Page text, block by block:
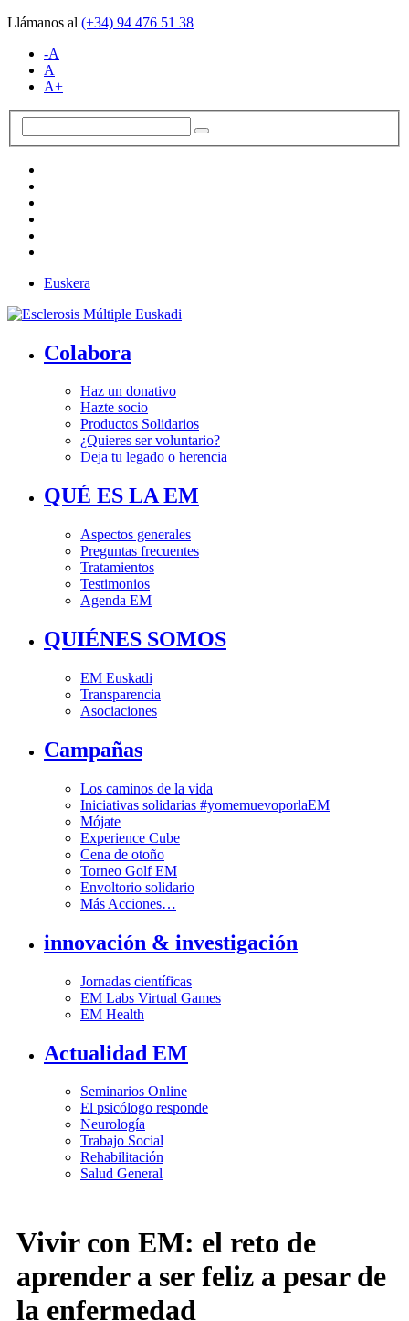
Llámanos al (+34) 94 476 51 38
-A
A
A+
Euskera
Colabora
Haz un donativo
Hazte socio
Productos Solidarios
¿Quieres ser voluntario?
Deja tu legado o herencia
QUÉ ES LA EM
Aspectos generales
Preguntas frecuentes
Tratamientos
Testimonios
Agenda EM
QUIÉNES SOMOS
EM Euskadi
Transparencia
Asociaciones
Campañas
Los caminos de la vida
Iniciativas solidarias #yomemuevoporlaEM
Mójate
Experience Cube
Cena de otoño
Torneo Golf EM
Envoltorio solidario
Más Acciones…
innovación & investigación
Jornadas científicas
EM Labs Virtual Games
EM Health
Actualidad EM
Seminarios Online
El psicólogo responde
Neurología
Trabajo Social
Rehabilitación
Salud General
Vivir con EM: el reto de
aprender a ser feliz a pesar de
la enfermedad